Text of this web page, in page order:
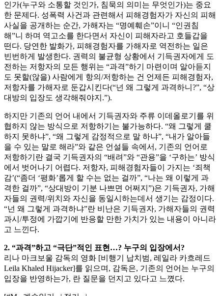
인가(누구와 소통할 것인가, 침묵의 의미는 무엇인가)는 중요
한 문제다. 성폭력 사건과 관련해서 피해경험자가 자신의 피해
사실을 공개하는 순간, 가해자는 “명예훼손”이니 “인권침
해”니 하며 역고소를 한다면서 자신이 피해자라고 호들갑을
떤다. 당연한 발화가, 피해경험자를 가해자로 역전하는 일은
빈번하게 발생한다. 권력의 불균형 상황에서 기득권자에게 도
전하는 저항자의 모든 행위는 “과격”하기 마련이며 알아듣지
도 못할(않을) 사람에게 항의/저항하는 건 언제든 피해경험자,
저항자를 가해자로 둔갑시킨다(“넌 왜 그렇게 과격하니?”, “상
대방의 입장도 생각해줘야지.”).
하지만 기존의 언어 내에서 기득권자와 주류 이데올로기를 위
협하지 않는 방식으로 저항하기는 불가능하다. “왜 그렇게 쿨
하지 못하냐”, “왜 그렇게 감정적으로 말 하냐”, “내가 알아들
을 수 있는 말로 해라”와 같은 언설들 속에서, 기존의 언어로
저항하기란 결국 기득권자의 “배려”와 “관용”을 ‘구하는’ 방식
에서 벗어나기 어렵다. 저항자, 피해경험자들이 가지는 ‘죄책
감’(“좀더 ‘평화’롭게 할 수는 없는 걸까”, “나는 왜 이렇게 과
격한 걸까”, “상대방이 기분 나쁘면 어쩌지”)은 기득권자, 가해
자들의 권력/위치와 자신을 동일시하는데서 생기는 감정이다.
“넌 왜 그렇게 과격하냐”란 비난은 기득권자, 가해자들의 권력
과시/투정에 가깝기에 반응할 만한 가치가 있는 내용이 아니라
고 느낀다.
2. “과격”하고 “극단”적인 표현…? 누구의 입장에서?
리나 마크보울 감독의 영화 [비행기 납치범, 레일라 카흐레드
Leila Khaled Hijacker]를 읽으며, 감독은, 기존의 언어는 누구의
입장을 반영하는가, 란 질문을 던지고 있다고 느꼈다.